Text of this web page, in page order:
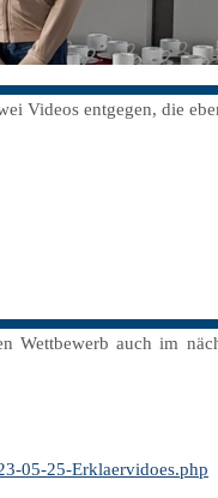
Videos entgegen, die
Wettbewerb auch im
05-25-Erklaervidoes.php